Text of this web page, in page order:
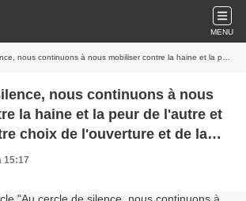
MENU
à nous mobiliser contre la haine et la peur de l'autre et à exprimer notre choix de l'ouverture et de la prospérité
nous continuons à nous
la haine et la peur de l'autre et
choix de l'ouverture et de la
15:17